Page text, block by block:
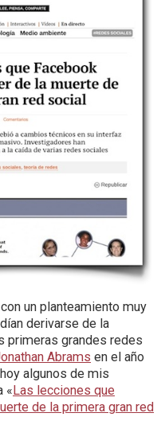
un planteamiento muy
derivarse de la
primeras grandes redes
Abrams en el año
algunos de mis
« Las lecciones que
de la primera gran red